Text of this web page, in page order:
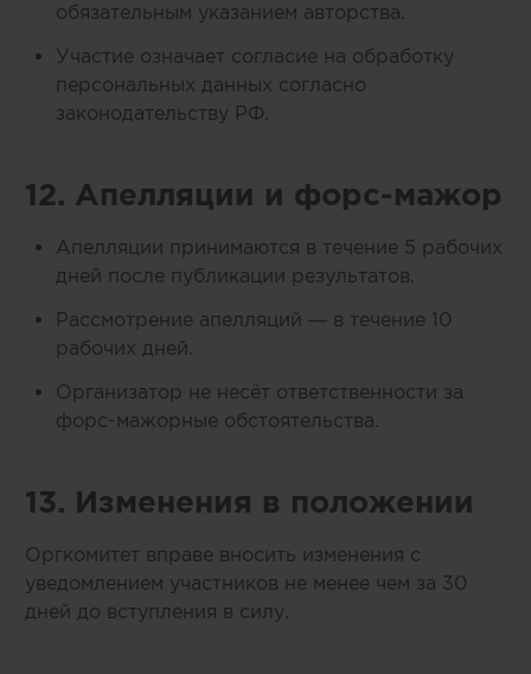
обязательным указанием авторства.
Участие означает согласие на обработку
персональных данных согласно
законодательству РФ.
12. Апелляции и форс-мажор
Апелляции принимаются в течение 5 рабочих
дней после публикации результатов.
Рассмотрение апелляций — в течение 10
рабочих дней.
Организатор не несёт ответственности за
форс-мажорные обстоятельства.
13. Изменения в положении
Оргкомитет вправе вносить изменения с
уведомлением участников не менее чем за 30
дней до вступления в силу.